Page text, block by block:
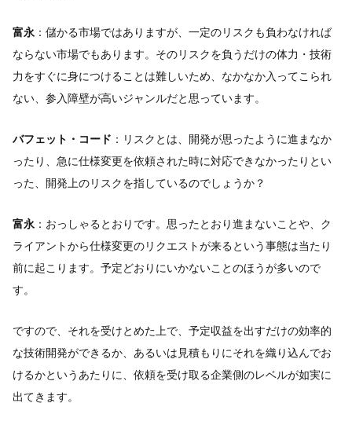
富永 ：儲かる市場ではありますが、一定のリスクも負わなければ
ならない市場でもあります。そのリスクを負うだけの体力・技術
力をすぐに身につけることは難しいため、なかなか入ってこられ
ない、参入障壁が高いジャンルだと思っています。
バフェット・コード ：リスクとは、開発が思ったように進まなか
ったり、急に仕様変更を依頼された時に対応できなかったりとい
った、開発上のリスクを指しているのでしょうか？
富永 ：おっしゃるとおりです。思ったとおり進まないことや、ク
ライアントから仕様変更のリクエストが来るという事態は当たり
前に起こります。予定どおりにいかないことのほうが多いので
す。
ですので、それを受けとめた上で、予定収益を出すだけの効率的
な技術開発ができるか、あるいは見積もりにそれを織り込んでお
けるかというあたりに、依頼を受け取る企業側のレベルが如実に
出てきます。